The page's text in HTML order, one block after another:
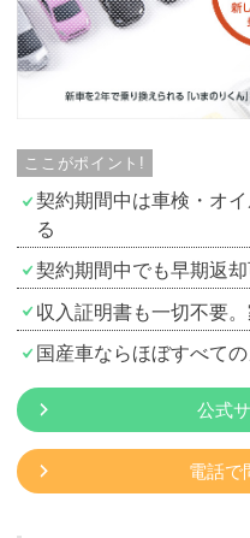
ここがポイント!
契約期間中は車検・オ
る
契約期間中でも早期返
収入証明書も一切不要
国産車ならほぼすべて
公式
電話で